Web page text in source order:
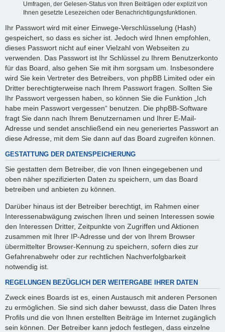
Umfragen, der Gelesen-Status von Ihren Beiträgen oder explizit von
Ihnen gesetzte Lesezeichen oder Benachrichtigungsfunktionen.
Ihr Passwort wird mit einer Einwege-Verschlüsselung (Hash)
gespeichert, so dass es sicher ist. Jedoch wird Ihnen empfohlen,
dieses Passwort nicht auf einer Vielzahl von Webseiten zu
verwenden. Das Passwort ist Ihr Schlüssel zu Ihrem Benutzerkonto
für das Board, also gehen Sie mit ihm sorgsam um. Insbesondere
wird Sie kein Vertreter des Betreibers, von phpBB Limited oder ein
Dritter berechtigterweise nach Ihrem Passwort fragen. Sollten Sie
Ihr Passwort vergessen haben, so können Sie die Funktion „Ich
habe mein Passwort vergessen“ benutzen. Die phpBB-Software
fragt Sie dann nach Ihrem Benutzernamen und Ihrer E-Mail-
Adresse und sendet anschließend ein neu generiertes Passwort an
diese Adresse, mit dem Sie dann auf das Board zugreifen können.
GESTATTUNG DER DATENSPEICHERUNG
Sie gestatten dem Betreiber, die von Ihnen eingegebenen und
oben näher spezifizierten Daten zu speichern, um das Board
betreiben und anbieten zu können.
Darüber hinaus ist der Betreiber berechtigt, im Rahmen einer
Interessenabwägung zwischen Ihren und seinen Interessen sowie
den Interessen Dritter, Zeitpunkte von Zugriffen und Aktionen
zusammen mit Ihrer IP-Adresse und der von Ihrem Browser
übermittelter Browser-Kennung zu speichern, sofern dies zur
Gefahrenabwehr oder zur rechtlichen Nachverfolgbarkeit
notwendig ist.
REGELUNGEN BEZÜGLICH DER WEITERGABE IHRER DATEN
Zweck eines Boards ist es, einen Austausch mit anderen Personen
zu ermöglichen. Sie sind sich daher bewusst, dass die Daten Ihres
Profils und die von Ihnen erstellten Beiträge im Internet zugänglich
sein können. Der Betreiber kann jedoch festlegen, dass einzelne